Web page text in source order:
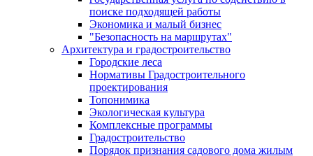
поиске подходящей работы
Экономика и малый бизнес
"Безопасность на маршрутах"
Архитектура и градостроительство
Городские леса
Нормативы Градостроительного
проектирования
Топонимика
Экологическая культура
Комплексные программы
Градостроительство
Порядок признания садового дома жилым